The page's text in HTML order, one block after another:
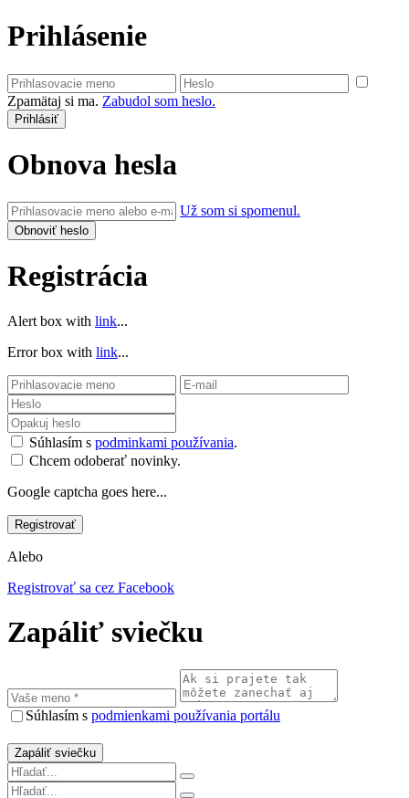
Prihlásenie
Zpamätaj si ma. Zabudol som heslo.
Obnova hesla
Už som si spomenul.
Registrácia
Alert box with link...
Error box with link...
Súhlasím s podminkami používania.
Chcem odoberať novinky.
Google captcha goes here...
Alebo
Registrovať sa cez Facebook
Zapáliť sviečku
Súhlasím s podmienkami používania portálu